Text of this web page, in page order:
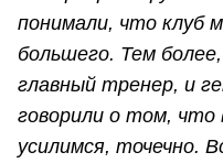
понимали, что клуб
большего. Тем
главный тренер, и
говорили о том, что
усилимся, точечно.